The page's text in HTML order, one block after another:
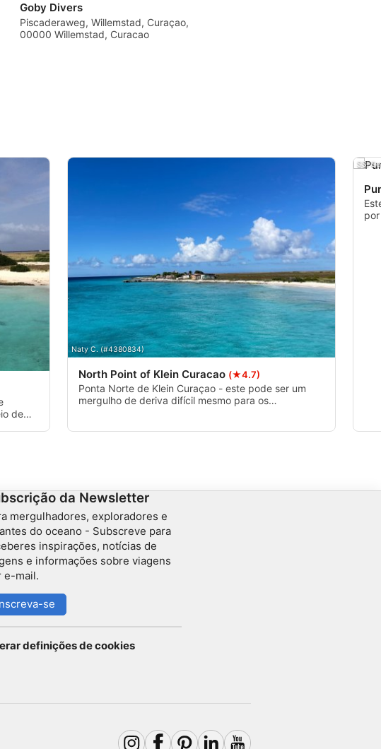
Goby Divers
Piscaderaweg, Willemstad, Curaçao,
00000 Willemstad, Curacao
de
Naty C. (#4380834)
North Point of Klein Curacao (★4.7)
Ponta Norte de Klein Curaçao - este pode ser um
mergulho de deriva difícil mesmo para os
SSI
da Newsletter
mergulhadores, exploradores e
do oceano - Subscreve para
inspirações, notícias de
e informações sobre viagens
e-mail.
se
definições de cookies